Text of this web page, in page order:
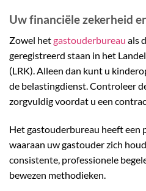
Uw financiële zekerheid
Zowel hetgastouderbureau als
geregistreerd staan in het
(LRK). Alleen dan kunt u
de belastingdienst. Controleer
zorgvuldig voordat u een
Het gastouderbureau heeft een
waaraan uw gastouder zich
consistente, professionele
bewezen methodieken.